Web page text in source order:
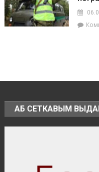
АБ СЕТКАВЫМ